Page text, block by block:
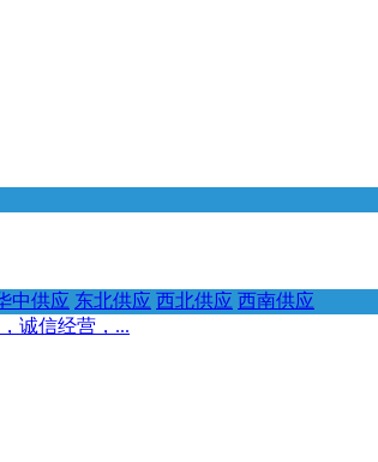
中供应 东北供应 西北供应 西南供应
诚信经营，...